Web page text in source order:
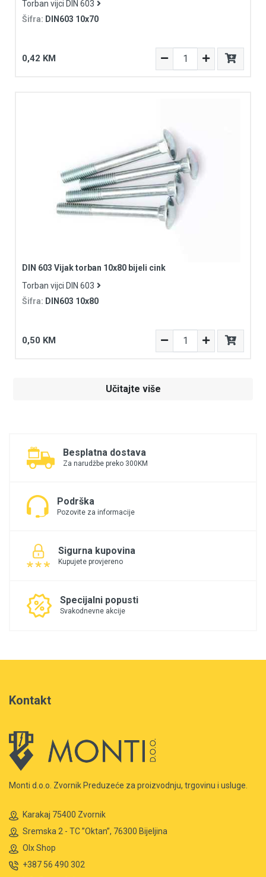
Torban vijci DIN 603
Šifra: DIN603 10x70
0,42 KM
DIN 603 Vijak torban 10x80 bijeli cink
Torban vijci DIN 603
Šifra: DIN603 10x80
0,50 KM
Učitajte više
Besplatna dostava
Za narudžbe preko 300KM
Podrška
Pozovite za informacije
Sigurna kupovina
Kupujete provjereno
Specijalni popusti
Svakodnevne akcije
Kontakt
Monti d.o.o. Zvornik Preduzeće za proizvodnju, trgovinu i usluge.
Karakaj 75400 Zvornik
Sremska 2 - TC ”Oktan”, 76300 Bijeljina
Olx Shop
+387 56 490 302